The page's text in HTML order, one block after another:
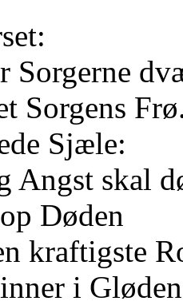
Sorgerne
Sorgens
Sjæle:
Angst skal
Døden
kraftigste
i Gløden